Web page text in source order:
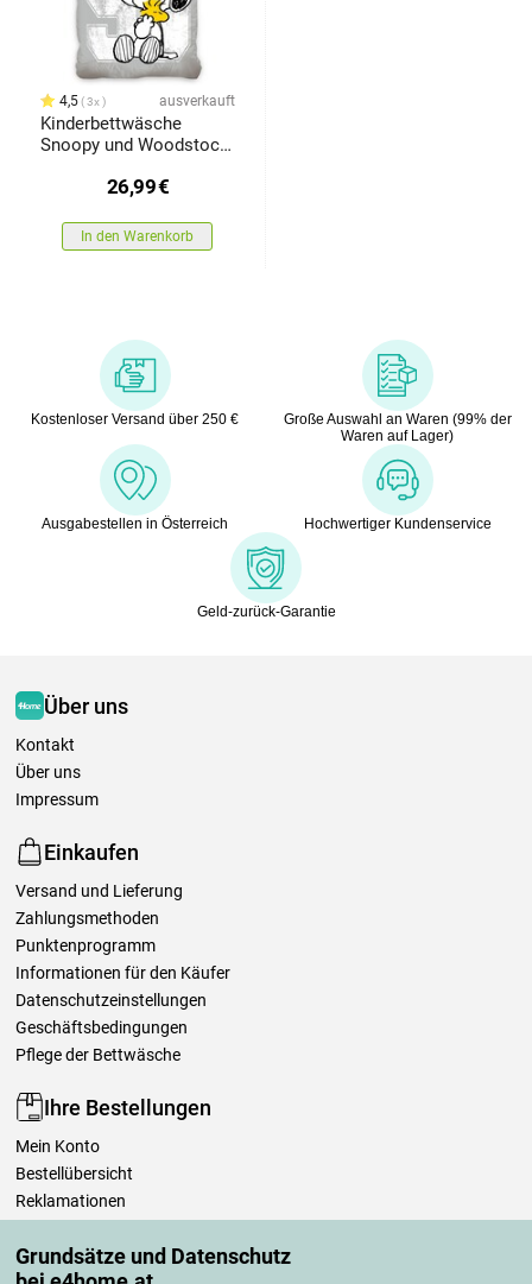
Grundsätze und Datenschutz
4,5 3x ausverkauft
Kinderbettwäsche
Snoopy und Woodstock,
26,99€
In den Warenkorb
Kostenloser Versand über 250 €
Große Auswahl an Waren (99% der
Waren auf Lager)
Ausgabestellen in Österreich Hochwertiger Kundenservice
Geld-zurück-Garantie
Über uns
Kontakt
Über uns
Impressum
Einkaufen
Versand und Lieferung
Zahlungsmethoden
Punktenprogramm
Informationen für den Käufer
Datenschutzeinstellungen
Geschäftsbedingungen
Pflege der Bettwäsche
Ihre Bestellungen
Mein Konto
Bestellübersicht
Reklamationen
Einfach mehr wissen